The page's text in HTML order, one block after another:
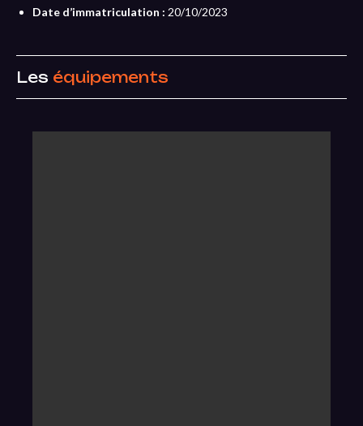
Date d’immatriculation : 20/10/2023
Les équipements